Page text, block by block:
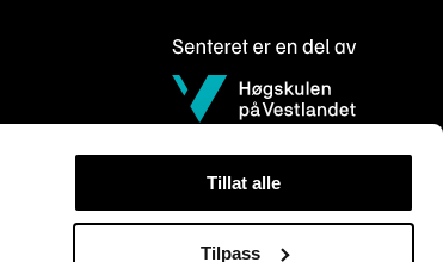
Tillat alle
Tilpass